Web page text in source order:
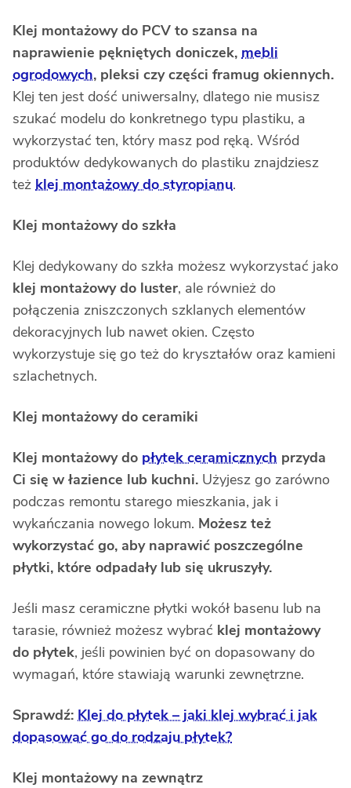
Klej montażowy do PCV to szansa na
naprawienie pękniętych doniczek, mebli
ogrodowych, pleksi czy części framug okiennych.
Klej ten jest dość uniwersalny, dlatego nie musisz
szukać modelu do konkretnego typu plastiku, a
wykorzystać ten, który masz pod ręką. Wśród
produktów dedykowanych do plastiku znajdziesz
też klej montażowy do styropianu.
Klej montażowy do szkła
Klej dedykowany do szkła możesz wykorzystać jako
klej montażowy do luster, ale również do
połączenia zniszczonych szklanych elementów
dekoracyjnych lub nawet okien. Często
wykorzystuje się go też do kryształów oraz kamieni
szlachetnych.
Klej montażowy do ceramiki
Klej montażowy do płytek ceramicznych przyda
Ci się w łazience lub kuchni. Użyjesz go zarówno
podczas remontu starego mieszkania, jak i
wykańczania nowego lokum. Możesz też
wykorzystać go, aby naprawić poszczególne
płytki, które odpadały lub się ukruszyły.
Jeśli masz ceramiczne płytki wokół basenu lub na
tarasie, również możesz wybrać klej montażowy
do płytek, jeśli powinien być on dopasowany do
wymagań, które stawiają warunki zewnętrzne.
Sprawdź: Klej do płytek – jaki klej wybrać i jak
dopasować go do rodzaju płytek?
Klej montażowy na zewnątrz